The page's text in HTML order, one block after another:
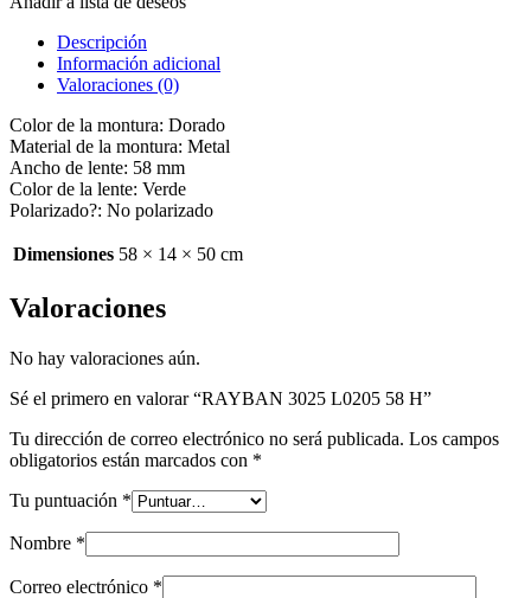
Descripción
Información adicional
Valoraciones (0)
Color de la montura: Dorado
Material de la montura: Metal
Ancho de lente: 58 mm
Color de la lente: Verde
Polarizado?: No polarizado
Dimensiones 58 × 14 × 50 cm
Valoraciones
No hay valoraciones aún.
Sé el primero en valorar “RAYBAN 3025 L0205 58 H”
Tu dirección de correo electrónico no será publicada. Los campos
obligatorios están marcados con *
Tu puntuación *
Nombre *
Correo electrónico *